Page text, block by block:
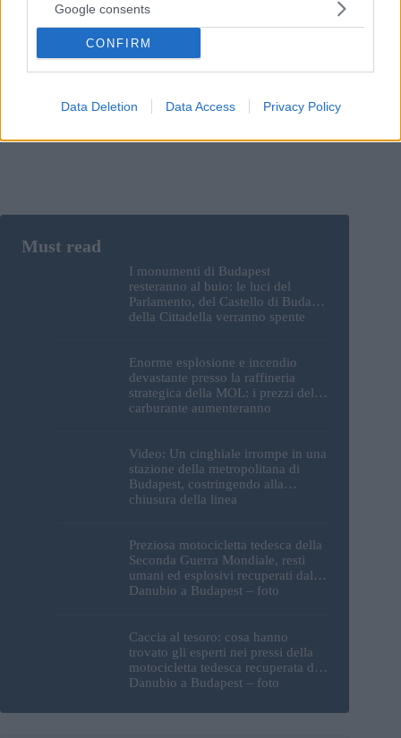
Google consents
CONFIRM
Data Deletion Data Access Privacy Policy
Save my name, email and website in this browser for the
next time I comment.
Post Comment
I monumenti di Budapest
resteranno al buio: le luci del
Parlamento, del Castello di Buda e
della Cittadella verranno spente
Enorme esplosione e incendio
devastante presso la raffineria
strategica della MOL: i prezzi del
carburante aumenteranno
Video: Un cinghiale irrompe in una
stazione della metropolitana di
Budapest, costringendo alla
chiusura della linea
Preziosa motocicletta tedesca della
Seconda Guerra Mondiale, resti
umani ed esplosivi recuperati dal
Danubio a Budapest – foto
Caccia al tesoro: cosa hanno
trovato gli esperti nei pressi della
motocicletta tedesca recuperata dal
Danubio a Budapest – foto